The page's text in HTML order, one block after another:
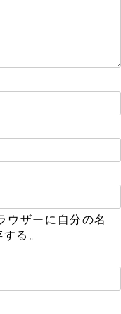
ウザーに自分の名
る。